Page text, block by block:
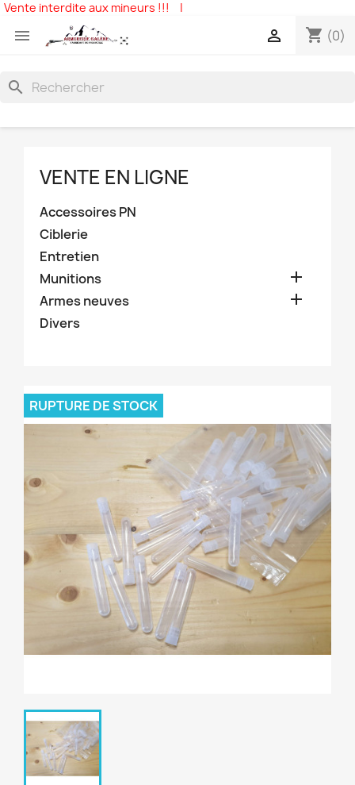
Vente interdite aux mineurs !!! |
 shopping_cart (0)

search
VENTE EN LIGNE
Accessoires PN
Ciblerie
Entretien
Munitions

Armes neuves 
Divers
RUPTURE DE STOCK